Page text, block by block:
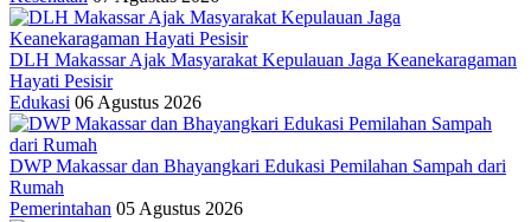
DLH Makassar Ajak Masyarakat Kepulauan Jaga Keanekaragaman
Hayati Pesisir
Edukasi 06 Agustus 2026
DWP Makassar dan Bhayangkari Edukasi Pemilahan Sampah dari
Rumah
Pemerintahan 05 Agustus 2026